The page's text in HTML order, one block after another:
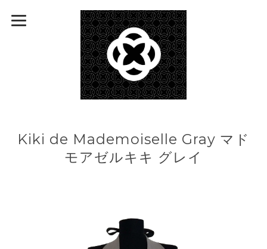
Kiki de Mademoiselle Gray マド
モアゼルキキ グレイ